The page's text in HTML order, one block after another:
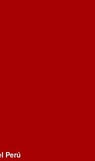
Perú